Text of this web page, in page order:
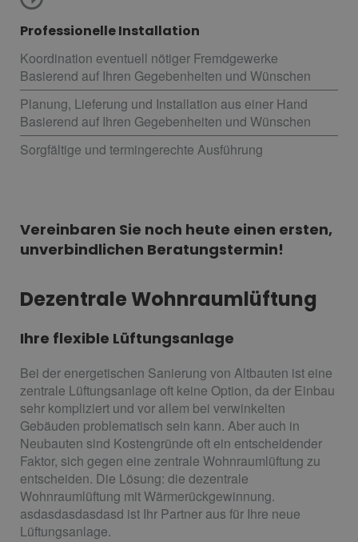
Professionelle Installation
Koordination eventuell nötiger Fremdgewerke
Basierend auf Ihren Gegebenheiten und Wünschen
Planung, Lieferung und Installation aus einer Hand
Basierend auf Ihren Gegebenheiten und Wünschen
Sorgfältige und termingerechte Ausführung
Vereinbaren Sie noch heute einen ersten,
unverbindlichen Beratungstermin!
Dezentrale Wohnraumlüftung
Ihre flexible Lüftungsanlage
Bei der energetischen Sanierung von Altbauten ist eine
zentrale Lüftungsanlage oft keine Option, da der Einbau
sehr kompliziert und vor allem bei verwinkelten
Gebäuden problematisch sein kann. Aber auch in
Neubauten sind Kostengründe oft ein entscheidender
Faktor, sich gegen eine zentrale Wohnraumlüftung zu
entscheiden. Die Lösung: die dezentrale
Wohnraumlüftung mit Wärmerückgewinnung.
asdasdasdasdasd ist Ihr Partner aus für Ihre neue
Lüftungsanlage.